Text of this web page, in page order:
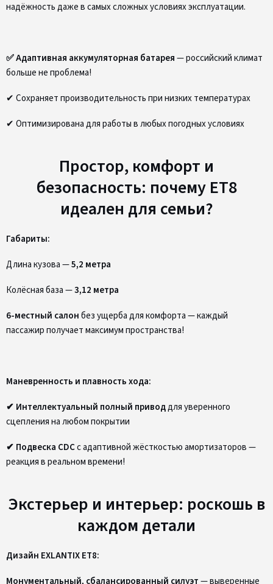
надёжность даже в самых сложных условиях эксплуатации.
✅ Адаптивная аккумуляторная батарея— российский климат
больше не проблема!
✔ Сохраняет производительность при низких температурах
✔ Оптимизирована для работы в любых погодных условиях
Простор, комфорт и
безопасность: почему ET8
идеален для семьи?
Габариты:
Длина кузова —5,2 метра
Колёсная база —3,12 метра
6-местный салонбез ущерба для комфорта — каждый
пассажир получает максимум пространства!
Маневренность и плавность хода:
✔ Интеллектуальный полный приводдля уверенного
сцепления на любом покрытии
✔ Подвеска CDCс адаптивной жёсткостью амортизаторов —
реакция в реальном времени!
Экстерьер и интерьер: роскошь в
каждом детали
Дизайн EXLANTIX ET8:
Монументальный, сбалансированный силуэт— выверенные